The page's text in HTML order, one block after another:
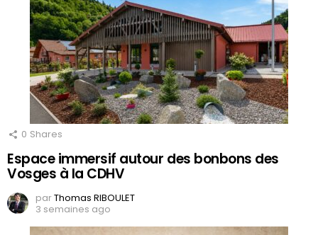
0 Shares
Espace immersif autour des bonbons des
Vosges à la CDHV
parThomas RIBOULET
3 semaines ago